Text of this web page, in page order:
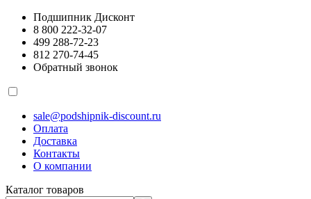
Подшипник Дисконт
8 800 222-32-07
499 288-72-23
812 270-74-45
Обратный звонок
sale@podshipnik-discount.ru
Оплата
Доставка
Контакты
О компании
Каталог товаров